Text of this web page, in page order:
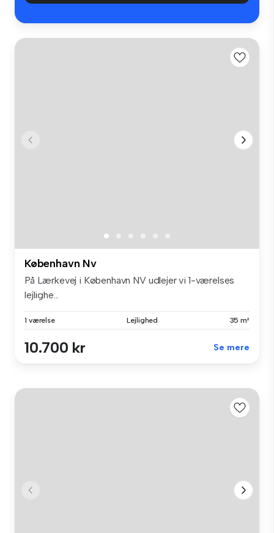
København Nv
På Lærkevej i København NV udlejer vi 1-værelses
lejlighe...
1 værelse Lejlighed 35 m²
10.700 kr Se mere